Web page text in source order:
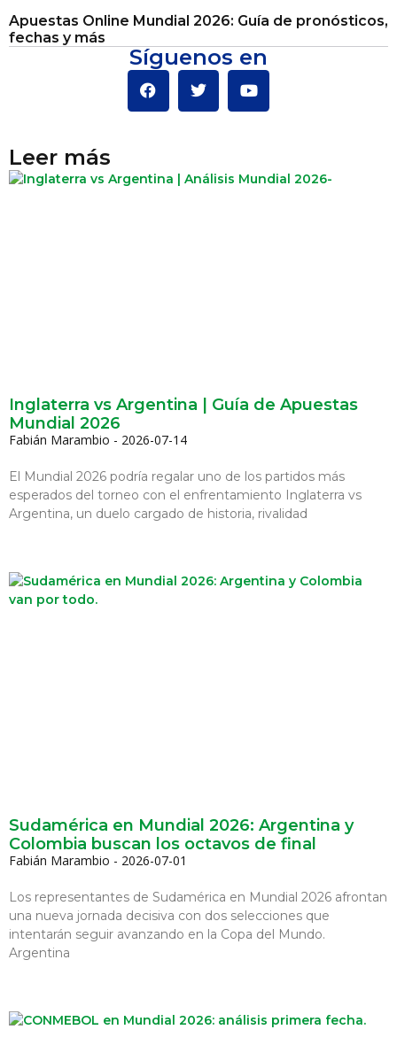
Apuestas Online Mundial 2026: Guía de pronósticos,
fechas y más
Síguenos en
Leer más
Inglaterra vs Argentina | Guía de Apuestas
Mundial 2026
Fabián Marambio 2026-07-14
El Mundial 2026 podría regalar uno de los partidos más
esperados del torneo con el enfrentamiento Inglaterra vs
Argentina, un duelo cargado de historia, rivalidad
Sudamérica en Mundial 2026: Argentina y
Colombia buscan los octavos de final
Fabián Marambio 2026-07-01
Los representantes de Sudamérica en Mundial 2026 afrontan
una nueva jornada decisiva con dos selecciones que
intentarán seguir avanzando en la Copa del Mundo.
Argentina